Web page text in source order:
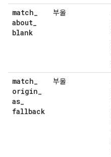
match_
about_
blank
부울
match_
origin_
as_
fallback
부울